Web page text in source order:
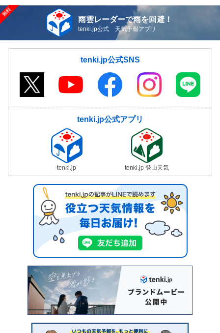
雨雲レーダーで雨を回避！
tenki.jp公式 天気予報アプリ
tenki.jp公式SNS
tenki.jp公式アプリ
tenki.jp tenki.jp 登山天気